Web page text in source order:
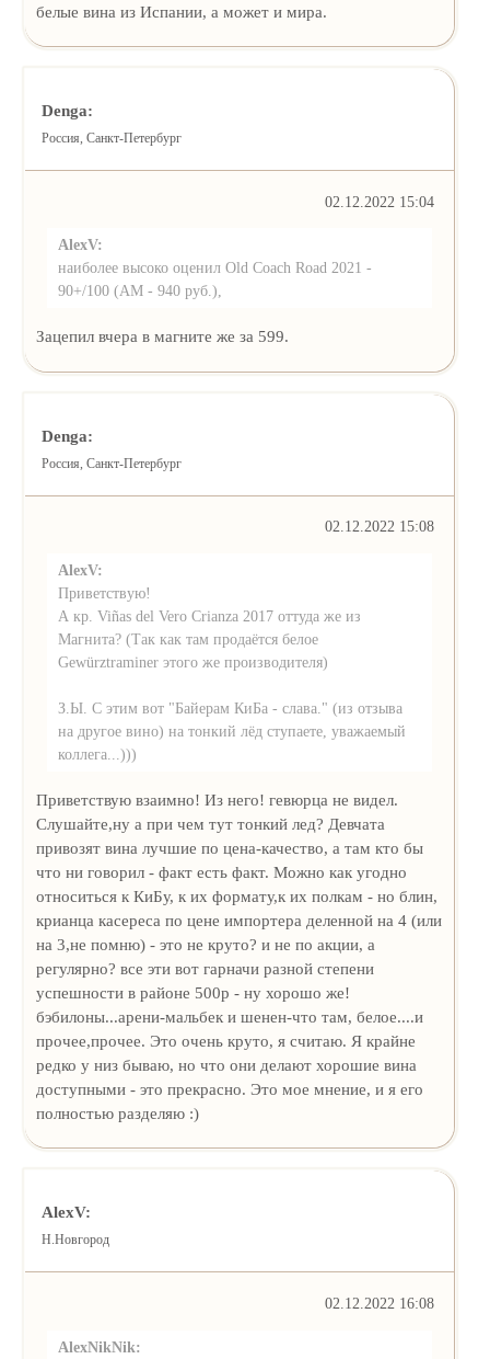
белые вина из Испании, а может и мира.
Denga:
Россия, Санкт-Петербург
02.12.2022 15:04
AlexV:
наиболее высоко оценил Old Coach Road 2021 -
90+/100 (АМ - 940 руб.),
Зацепил вчера в магните же за 599.
Denga:
Россия, Санкт-Петербург
02.12.2022 15:08
AlexV:
Приветствую!
А кр. Viñas del Vero Crianza 2017 оттуда же из
Магнита? (Так как там продаётся белое
Gewürztraminer этого же производителя)
З.Ы. С этим вот "Байерам КиБа - слава." (из отзыва
на другое вино) на тонкий лёд ступаете, уважаемый
коллега...)))
Приветствую взаимно! Из него! гевюрца не видел.
Слушайте,ну а при чем тут тонкий лед? Девчата
привозят вина лучшие по цена-качество, а там кто бы
что ни говорил - факт есть факт. Можно как угодно
относиться к КиБу, к их формату,к их полкам - но блин,
крианца касереса по цене импортера деленной на 4 (или
на 3,не помню) - это не круто? и не по акции, а
регулярно? все эти вот гарначи разной степени
успешности в районе 500р - ну хорошо же!
бэбилоны...арени-мальбек и шенен-что там, белое....и
прочее,прочее. Это очень круто, я считаю. Я крайне
редко у низ бываю, но что они делают хорошие вина
доступными - это прекрасно. Это мое мнение, и я его
полностью разделяю :)
AlexV:
Н.Новгород
02.12.2022 16:08
AlexNikNik: